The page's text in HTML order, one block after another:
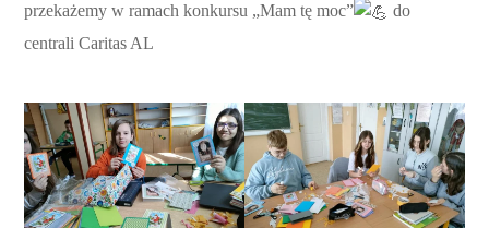
przekażemy w ramach konkursu „Mam tę moc”
do
centrali Caritas AL